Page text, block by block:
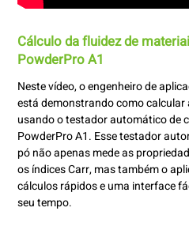
Cálculo da fluidez de
PowderPro A1
Neste vídeo, o engenheiro de
está demonstrando como calcular
usando o testador automático de
PowderPro A1. Esse testador
pó não apenas mede as
os índices Carr, mas também o
cálculos rápidos e uma interface
seu tempo.